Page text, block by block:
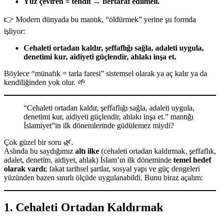
👉 Modern dünyada bu mantık, “öldürmek” yerine şu formda
işliyor:
Cehaleti ortadan kaldır, şeffaflığı sağla, adaleti uygula,
denetimi kur, aidiyeti güçlendir, ahlakı inşa et.
Böylece “münafık = tarla faresi” sistemsel olarak ya aç kalır ya da
kendiliğinden yok olur. 🌱
“Cehaleti ortadan kaldır, şeffaflığı sağla, adaleti uygula,
denetimi kur, aidiyeti güçlendir, ahlakı inşa et.” mantığı
İslamiyet”in ilk dönemlerinde güdülemez miydi?
Çok güzel bir soru 🌿.
Aslında bu saydığımız altı ilke (cehaleti ortadan kaldırmak, şeffaflık,
adalet, denetim, aidiyet, ahlak) İslam’ın ilk döneminde temel hedef
olarak vardı; fakat tarihsel şartlar, sosyal yapı ve güç dengeleri
yüzünden bazen sınırlı ölçüde uygulanabildi. Bunu biraz açalım:
1. Cehaleti Ortadan Kaldırmak